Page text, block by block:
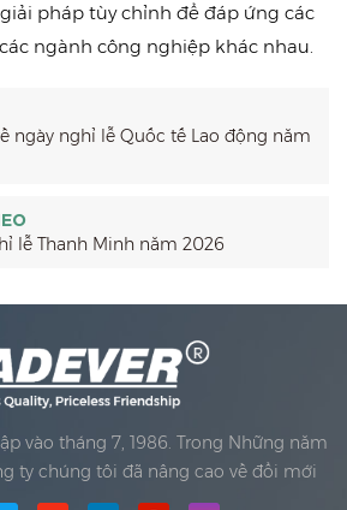
pháp tùy chỉnh để đáp ứng các
ngành công nghiệp khác nhau.
ngày nghỉ lễ Quốc tế Lao động năm
lễ Thanh Minh năm 2026
vào tháng 7, 1986. Trong Những năm
ty chúng tôi đã nâng cao về đổi mới
một doanh nghiệp Kế hoạch. Năm